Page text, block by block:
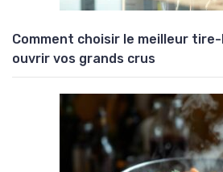
Comment choisir le meilleur
ouvrir vos grands crus